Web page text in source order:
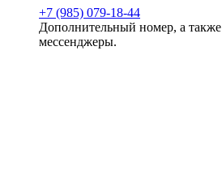
+7 (985) 079-18-44
Дополнительный номер, а также
мессенджеры.